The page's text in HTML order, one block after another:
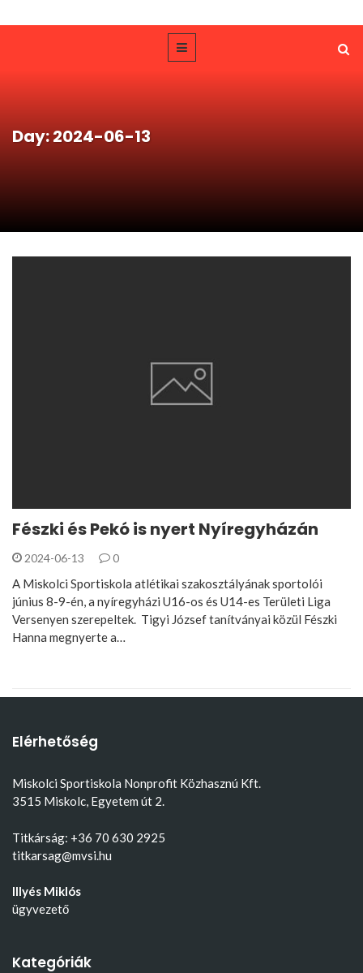
Day: 2024-06-13
Fészki és Pekó is nyert Nyíregyházán
2024-06-13 0
A Miskolci Sportiskola atlétikai szakosztályának sportolói
június 8-9-én, a nyíregyházi U16-os és U14-es Területi Liga
Versenyen szerepeltek. Tigyi József tanítványai közül Fészki
Hanna megnyerte a…
Elérhetőség
Miskolci Sportiskola Nonprofit Közhasznú Kft.
3515 Miskolc, Egyetem út 2.
Titkárság: +36 70 630 2925
titkarsag@mvsi.hu
Illyés Miklós
ügyvezető
Kategóriák